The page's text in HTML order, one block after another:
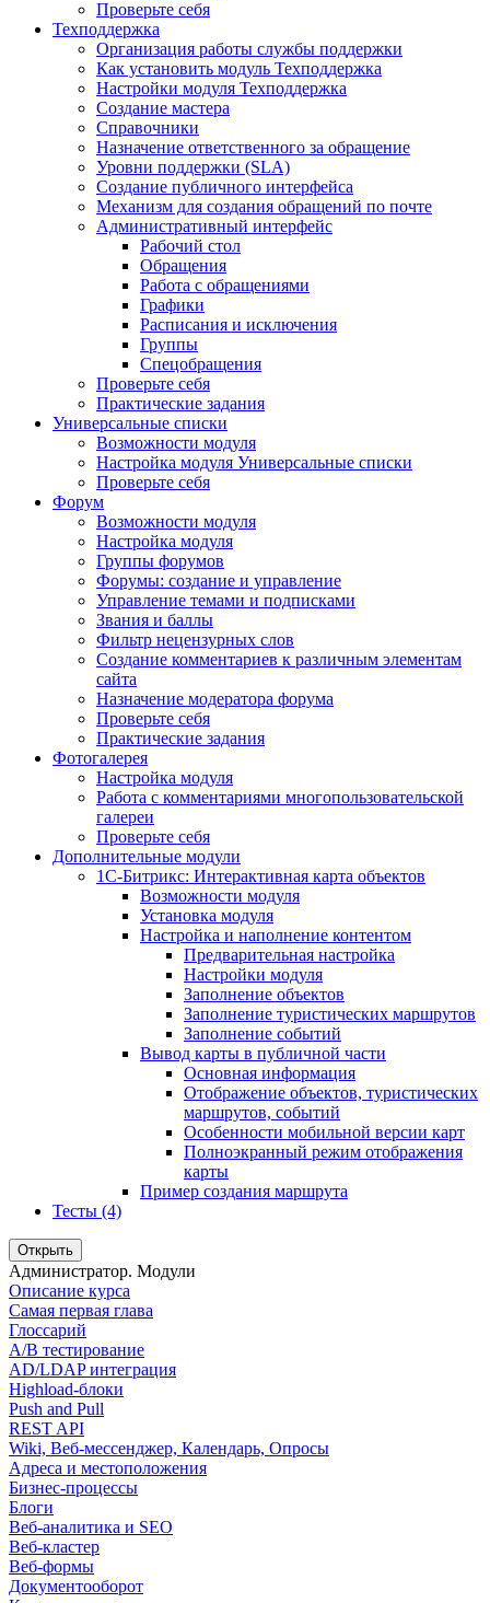
Проверьте себя
Техподдержка
Организация работы службы поддержки
Как установить модуль Техподдержка
Настройки модуля Техподдержка
Создание мастера
Справочники
Назначение ответственного за обращение
Уровни поддержки (SLA)
Создание публичного интерфейса
Механизм для создания обращений по почте
Административный интерфейс
Рабочий стол
Обращения
Работа с обращениями
Графики
Расписания и исключения
Группы
Спецобращения
Проверьте себя
Практические задания
Универсальные списки
Возможности модуля
Настройка модуля Универсальные списки
Проверьте себя
Форум
Возможности модуля
Настройка модуля
Группы форумов
Форумы: создание и управление
Управление темами и подписками
Звания и баллы
Фильтр нецензурных слов
Создание комментариев к различным элементам
сайта
Назначение модератора форума
Проверьте себя
Практические задания
Фотогалерея
Настройка модуля
Работа с комментариями многопользовательской
галереи
Проверьте себя
Дополнительные модули
1С-Битрикс: Интерактивная карта объектов
Возможности модуля
Установка модуля
Настройка и наполнение контентом
Предварительная настройка
Настройки модуля
Заполнение объектов
Заполнение туристических маршрутов
Заполнение событий
Вывод карты в публичной части
Основная информация
Отображение объектов, туристических
маршрутов, событий
Особенности мобильной версии карт
Полноэкранный режим отображения
карты
Пример создания маршрута
Тесты (4)
Открыть
Администратор. Модули
Описание курса
Самая первая глава
Глоссарий
A/B тестирование
AD/LDAP интеграция
Highload-блоки
Push and Pull
REST API
Wiki, Веб-мессенджер, Календарь, Опросы
Адреса и местоположения
Бизнес-процессы
Блоги
Веб-аналитика и SEO
Веб-кластер
Веб-формы
Документооборот